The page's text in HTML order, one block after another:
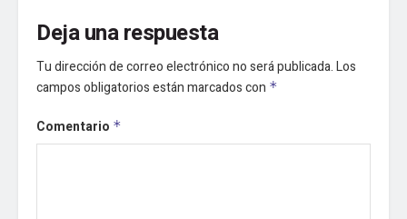
Deja una respuesta
Tu dirección de correo electrónico no será publicada.Los
campos obligatorios están marcados con *
Comentario *